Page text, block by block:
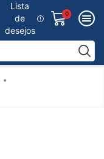
Lista
de
desejos
0
•